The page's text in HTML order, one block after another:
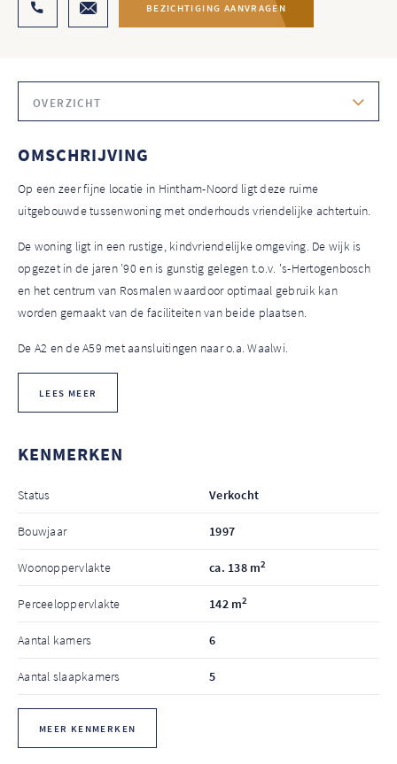
BEZICHTIGING AANVRAGEN
OVERZICHT
OMSCHRIJVING
Op een zeer fijne locatie in Hintham-Noord ligt deze ruime
uitgebouwde tussenwoning met onderhouds vriendelijke achtertuin.
De woning ligt in een rustige, kindvriendelijke omgeving. De wijk is
opgezet in de jaren '90 en is gunstig gelegen t.o.v. 's-Hertogenbosch
en het centrum van Rosmalen waardoor optimaal gebruik kan
worden gemaakt van de faciliteiten van beide plaatsen.
De A2 en de A59 met aansluitingen naar o.a. Waalwi.
LEES MEER
KENMERKEN
Status Verkocht
Bouwjaar 1997
Woonoppervlakte ca. 138 m2
Perceeloppervlakte 142 m2
Aantal kamers 6
Aantal slaapkamers 5
MEER KENMERKEN